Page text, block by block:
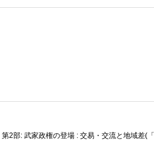
2部: 武家政権の登場 : 交易・交流と地域差(